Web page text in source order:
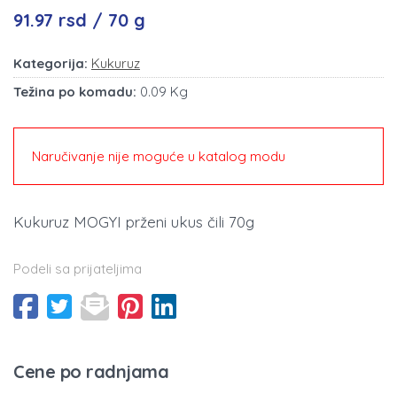
91.97 rsd / 70 g
Kategorija: Kukuruz
Težina po komadu: 0.09 Kg
Naručivanje nije moguće u katalog modu
Kukuruz MOGYI prženi ukus čili 70g
Podeli sa prijateljima
Cene po radnjama